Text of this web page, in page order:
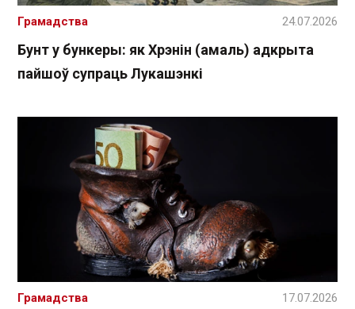
Бунт у бункеры: як Хрэнін (амаль) адкрыта
пайшоў супраць Лукашэнкі
Грамадства 24.07.2026
Грамадства 17.07.2026